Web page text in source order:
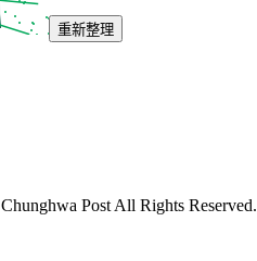
重新整理
Post All Rights Reserved.